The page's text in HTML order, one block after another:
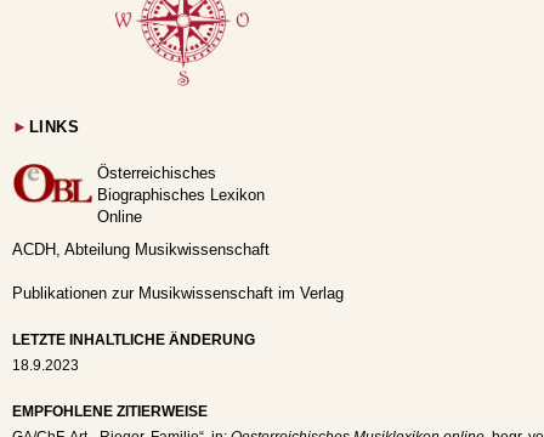
► LINKS
Österreichisches
Biographisches Lexikon
Online
ACDH, Abteilung Musikwissenschaft
Publikationen zur Musikwissenschaft im Verlag
LETZTE INHALTLICHE ÄNDERUNG
18.9.2023
EMPFOHLENE ZITIERWEISE